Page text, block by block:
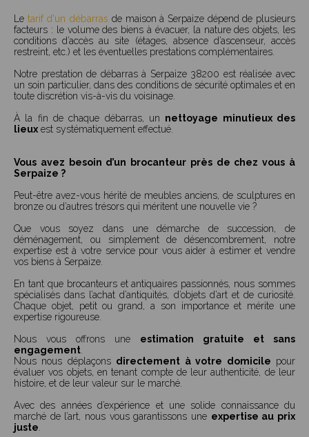
Le tarif d'un débarras de maison à Serpaize dépend de plusieurs
facteurs : le volume des biens à évacuer, la nature des objets, les
conditions d’accès au site (étages, absence d’ascenseur, accès
restreint, etc.) et les éventuelles prestations complémentaires.
Notre prestation de débarras à Serpaize 38200 est réalisée avec
un soin particulier, dans des conditions de sécurité optimales et en
toute discrétion vis-à-vis du voisinage.
À la fin de chaque débarras, un nettoyage minutieux des
lieux est systématiquement effectué.
Vous avez besoin d’un brocanteur près de chez vous à
Serpaize ?
Peut-être avez-vous hérité de meubles anciens, de sculptures en
bronze ou d’autres trésors qui méritent une nouvelle vie ?
Que vous soyez dans une démarche de succession, de
déménagement, ou simplement de désencombrement, notre
expertise est à votre service pour vous aider à estimer et vendre
vos biens à Serpaize.
En tant que brocanteurs et antiquaires passionnés, nous sommes
spécialisés dans l’achat d’antiquités, d’objets d’art et de curiosité.
Chaque objet, petit ou grand, a son importance et mérite une
expertise rigoureuse.
Nous vous offrons une estimation gratuite et sans
engagement.
Nous nous déplaçons directement à votre domicile pour
évaluer vos objets, en tenant compte de leur authenticité, de leur
histoire, et de leur valeur sur le marché.
Avec des années d’expérience et une solide connaissance du
marché de l’art, nous vous garantissons une expertise au prix
juste.